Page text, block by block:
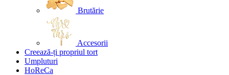
Brutărie
Accesorii
Creează-ți propriul tort
Umpluturi
HoReCa